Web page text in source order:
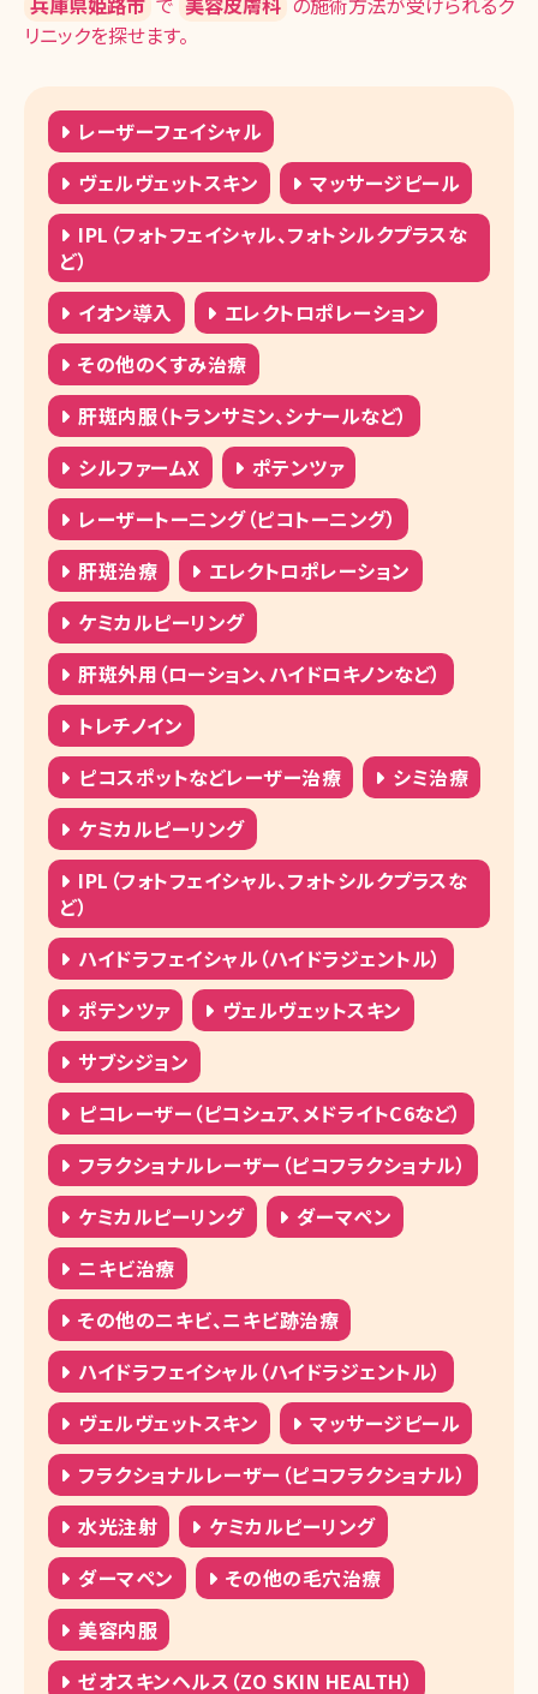
リニックを探せます。
レーザーフェイシャル
ヴェルヴェットスキン
マッサージピール
IPL（フォトフェイシャル、フォトシルクプラスな
ど）
イオン導入
エレクトロポレーション
その他のくすみ治療
肝斑内服（トランサミン、シナールなど）
シルファームX
ポテンツァ
レーザートーニング（ピコトーニング）
肝斑治療
エレクトロポレーション
ケミカルピーリング
肝斑外用（ローション、ハイドロキノンなど）
トレチノイン
ピコスポットなどレーザー治療
シミ治療
ケミカルピーリング
IPL（フォトフェイシャル、フォトシルクプラスな
ど）
ハイドラフェイシャル（ハイドラジェントル）
ポテンツァ
ヴェルヴェットスキン
サブシジョン
ピコレーザー（ピコシュア、メドライトC6など）
フラクショナルレーザー（ピコフラクショナル）
ケミカルピーリング
ダーマペン
ニキビ治療
その他のニキビ、ニキビ跡治療
ハイドラフェイシャル（ハイドラジェントル）
ヴェルヴェットスキン
マッサージピール
フラクショナルレーザー（ピコフラクショナル）
水光注射
ケミカルピーリング
ダーマペン
その他の毛穴治療
美容内服
ゼオスキンヘルス（ZO SKIN HEALTH）